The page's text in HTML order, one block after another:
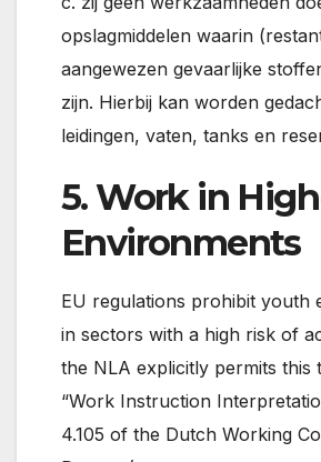
opslagmiddelen waarin
aangewezen gevaarlijke
zijn. Hierbij kan worden
leidingen, vaten, tanks en
5. Work in
Environments
EU regulations prohibit youth
in sectors with a high risk of
the NLA explicitly permits this
“Work Instruction
4.105 of the Dutch Working